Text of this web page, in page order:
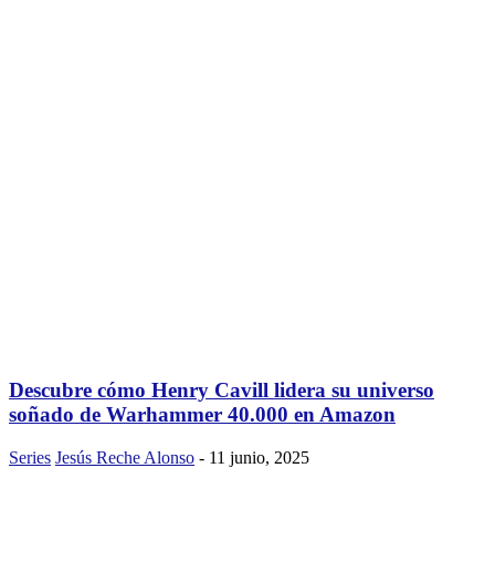
Descubre cómo Henry Cavill lidera su universo
soñado de Warhammer 40.000 en Amazon
Series Jesús Reche Alonso - 11 junio, 2025